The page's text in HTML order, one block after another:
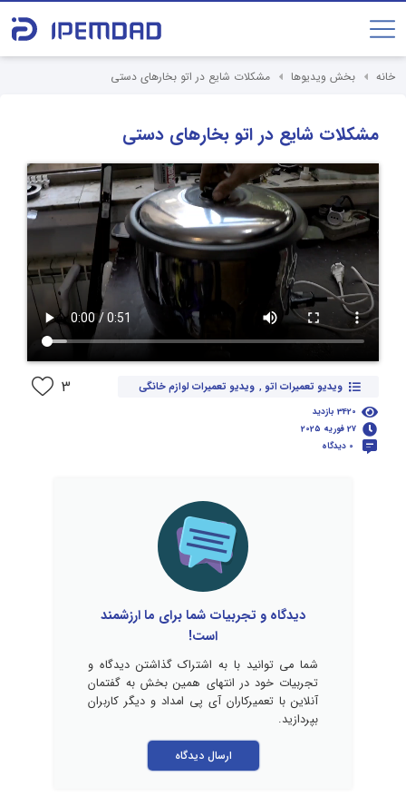
خانه بخش ویدیوها مشکلات شایع در اتو بخار‌های دستی
مشکلات شایع در اتو بخار‌های دستی
3420 بازدید
27 فوریه 2025
0 دیدگاه
ویدیو تعمیرات اتو , ویدیو تعمیرات لوازم خانگی 3
دیدگاه و تجربیات شما برای ما ارزشمند
است!
شما می توانید با به اشتراک گذاشتن دیدگاه و
تجربیات خود در انتهای همین بخش به گفتمان
آنلاین با تعمیرکاران آی پی امداد و دیگر کاربران
بپردازید.
ارسال دیدگاه